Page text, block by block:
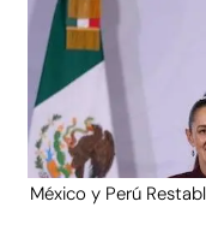
México y Perú